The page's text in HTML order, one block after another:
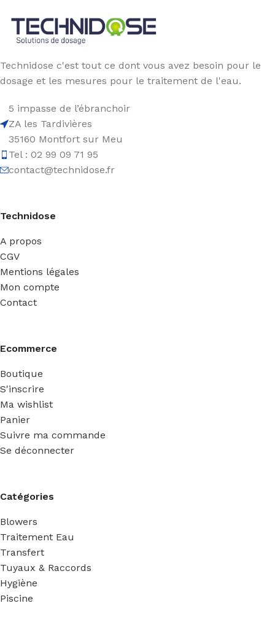
Technidose c'est tout ce dont vous avez besoin pour le
dosage et les mesures pour le traitement de l'eau.
5 impasse de l’ébranchoir
ZA les Tardivières
35160 Montfort sur Meu
Tel : 02 99 09 71 95
contact@technidose.fr
Technidose
A propos
CGV
Mentions légales
Mon compte
Contact
Ecommerce
Boutique
S'inscrire
Ma wishlist
Panier
Suivre ma commande
Se déconnecter
Catégories
Blowers
Traitement Eau
Transfert
Tuyaux & Raccords
Hygiène
Piscine